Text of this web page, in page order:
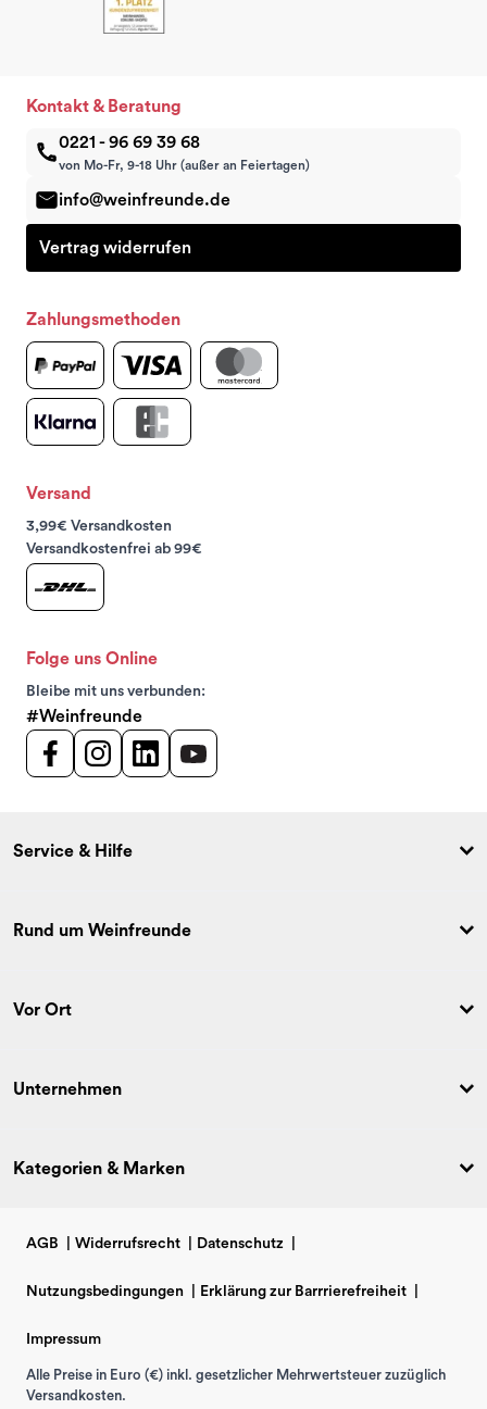
Kontakt & Beratung
0221 - 96 69 39 68
von Mo-Fr, 9-18 Uhr (außer an Feiertagen)
info@weinfreunde.de
Vertrag widerrufen
Zahlungsmethoden
Versand
3,99€ Versandkosten
Versandkostenfrei ab 99€
Folge uns Online
Bleibe mit uns verbunden:
#Weinfreunde
Service & Hilfe
Rund um Weinfreunde
Vor Ort
Unternehmen
Kategorien & Marken
AGB Widerrufsrecht Datenschutz
Nutzungsbedingungen Erklärung zur Barrrierefreiheit
Impressum
Alle Preise in Euro (€) inkl. gesetzlicher Mehrwertsteuer zuzüglich
Versandkosten.